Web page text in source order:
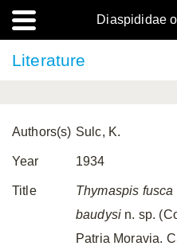
Diaspididae
Literature
Authors(s) Sulc, K.
Year 1934
Title Thymaspis fusca
baudysi n. sp.
Patria Moravia.